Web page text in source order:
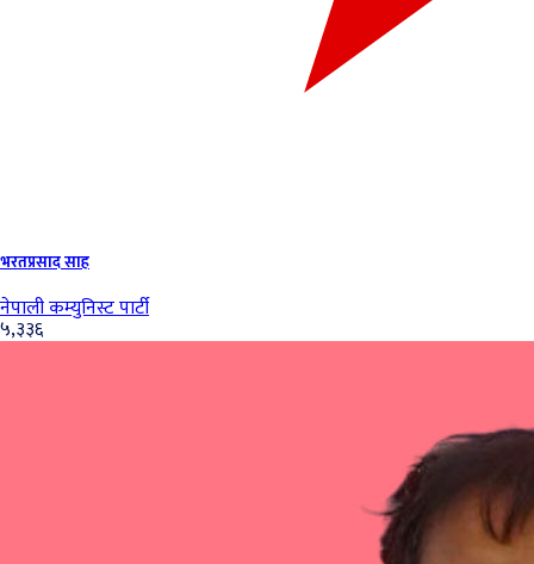
भरतप्रसाद साह
नेपाली कम्युनिस्ट पार्टी
५,३३६